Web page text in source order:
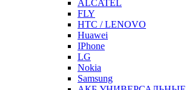
ALCATEL
FLY
HTC / LENOVO
Huawei
IPhone
LG
Nokia
Samsung